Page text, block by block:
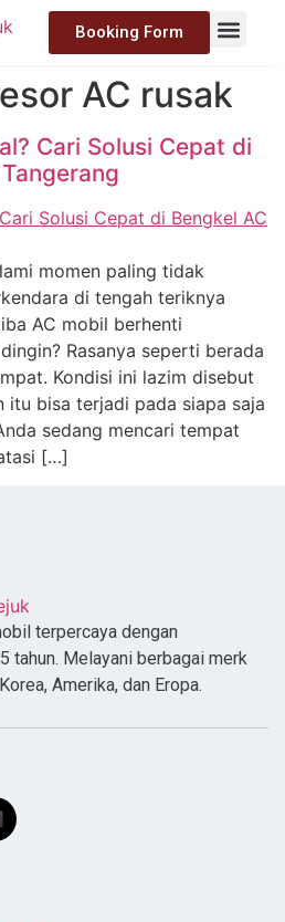
Booking Form
AC rusak
Cari Solusi Cepat di
momen paling tidak
di tengah teriknya
AC mobil berhenti
Rasanya seperti berada
Kondisi ini lazim disebut
bisa terjadi pada siapa saja
sedang mencari tempat
[…]
terpercaya dengan
tahun. Melayani berbagai merk
Amerika, dan Eropa.